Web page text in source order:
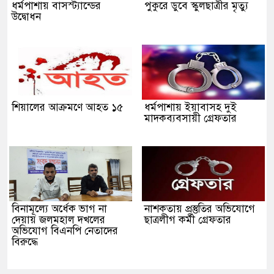
ধর্মপাশায় বাসস্ট্যান্ডের
উদ্বোধন
পুকুরে ডুবে স্কুলছাত্রীর মৃত্যু
শিয়ালের আক্রমণে আহত ১৫
ধর্মপাশায় ইয়াবাসহ দুই
মাদকব্যবসায়ী গ্রেফতার
বিনামূল্যে অর্ধেক ভাগ না
দেয়ায় জলমহাল দখলের
অভিযোগ বিএনপি নেতাদের
বিরুদ্ধে
নাশকতায় প্রস্তুতির অভিযোগে
ছাত্রলীগ কর্মী গ্রেফতার